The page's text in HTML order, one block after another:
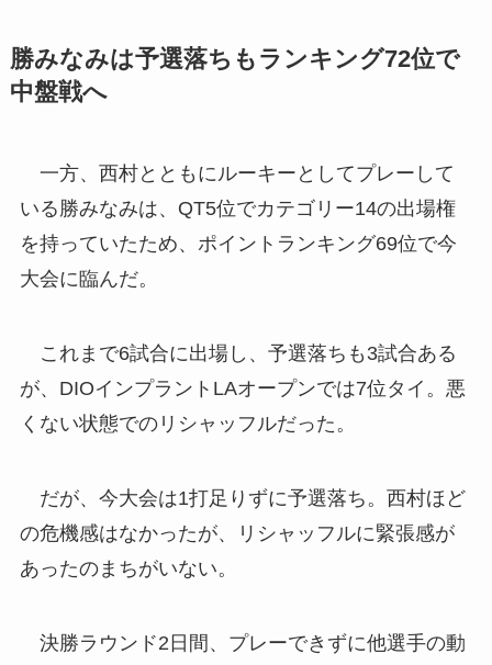
勝みなみは予選落ちもランキング72位で
中盤戦へ
一方、西村とともにルーキーとしてプレーして
いる勝みなみは、QT5位でカテゴリー14の出場権
を持っていたため、ポイントランキング69位で今
大会に臨んだ。
これまで6試合に出場し、予選落ちも3試合ある
が、DIOインプラントLAオープンでは7位タイ。悪
くない状態でのリシャッフルだった。
だが、今大会は1打足りずに予選落ち。西村ほど
の危機感はなかったが、リシャッフルに緊張感が
あったのまちがいない。
決勝ラウンド2日間、プレーできずに他選手の動